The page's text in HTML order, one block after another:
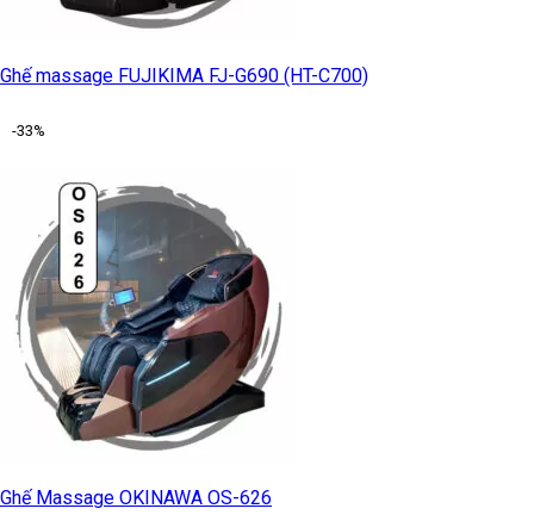
Ghế massage FUJIKIMA FJ-G690 (HT-C700)
-33%
Ghế Massage OKINAWA OS-626